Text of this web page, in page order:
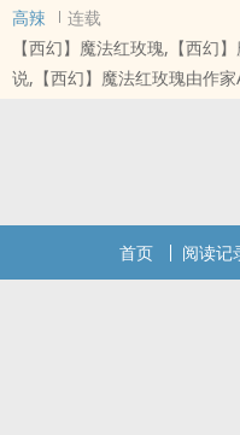
高辣
连载
【西幻】魔法红玫瑰,【西幻
说,【西幻】魔法红玫瑰由作
言情。可能的男主有：
本站提示：各位书友要是觉
首页 阅读记